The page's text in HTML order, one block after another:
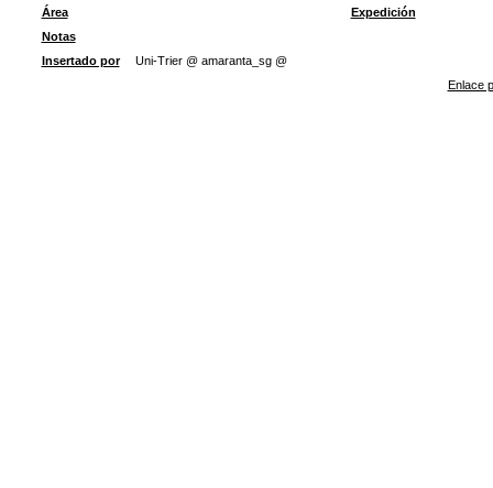
Área
Expedición
Notas
Insertado por
Uni-Trier @ amaranta_sg @
Enlace